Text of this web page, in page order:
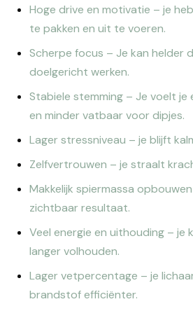
Hoge drive en motivatie – je
te pakken en uit te voeren.
Scherpe focus – Je kan helder
doelgericht werken.
Stabiele stemming – Je voelt
en minder vatbaar voor dipjes.
Lager stressniveau – je blijft
Zelfvertrouwen – je straalt
Makkelijk spiermassa
zichtbaar resultaat.
Veel energie en uithouding – je
langer volhouden.
Lager vetpercentage – je
brandstof efficiënter.